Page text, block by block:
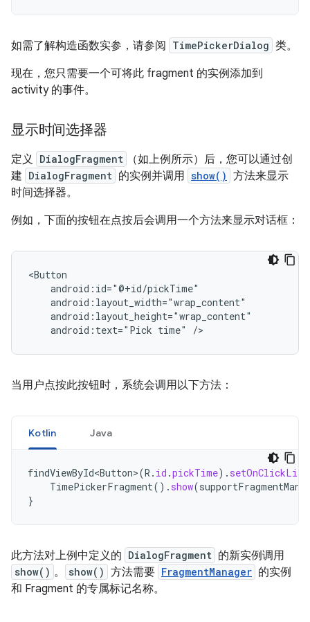
如需了解构造函数实参，请参阅 TimePickerDialog 类。
现在，您只需要一个可将此 fragment 的实例添加到
activity 的事件。
显示时间选择器
定义 DialogFragment
（如上例所示）后，您可以通过创
建 DialogFragment 的实例并调用 show() 方法来显示
时间选择器。
例如，下面的按钮在点按后会调用一个方法来显示对话框：
android:text="Pick time" />
当用户点按此按钮时，系统会调用以下方法：
Kotlin Java
findViewById<Button>(R . id .pickTime).
TimePickerFragment(). show(
}
此方法对上例中定义的 DialogFragment 的新实例调用
show() 。 show() 方法需要 FragmentManager 的实例
和 Fragment 的专属标记名称。